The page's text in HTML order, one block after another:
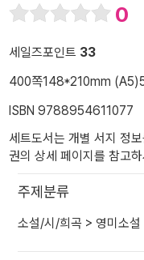
0
세일즈포인트 33
400쪽148*210mm (A5)
ISBN 9788954611077
세트도서는 개별 서지 정
권의 상세 페이지를 참고
주제분류
소설/시/희곡 > 영미소설